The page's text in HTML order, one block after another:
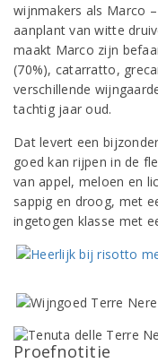
wijnmakers als Marco
aanplant van witte
maakt Marco zijn
(70%), catarratto,
verschillende
tachtig jaar oud.
Dat levert een
goed kan rijpen in de
van appel, meloen en
sappig en droog, met
ingetogen klasse met
Proefnotitie